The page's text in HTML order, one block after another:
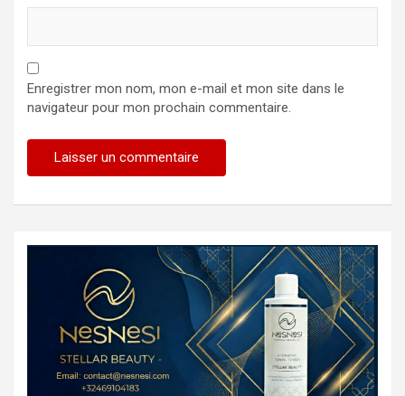
Enregistrer mon nom, mon e-mail et mon site dans le
navigateur pour mon prochain commentaire.